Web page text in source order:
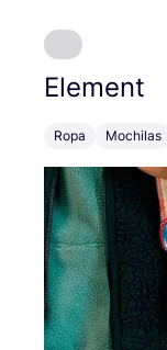
Element
Ropa Mochilas